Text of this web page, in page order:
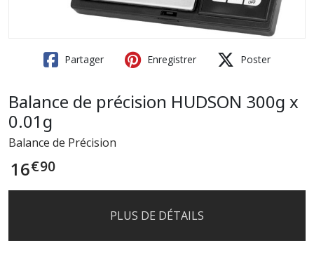
Partager Enregistrer Poster
Balance de précision HUDSON 300g x
0.01g
Balance de Précision
16€90
PLUS DE DÉTAILS